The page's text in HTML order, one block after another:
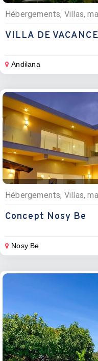
Hébergements, Villas,
VILLA DE
Andilana
Hébergements, Villas,
Concept Nosy Be
Nosy Be